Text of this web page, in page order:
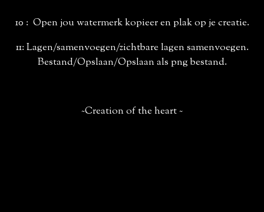
10 : Open jou watermerk kopieer en plak op je creatie.
11: Lagen/samenvoegen/zichtbare lagen samenvoegen.
Bestand/Opslaan/Opslaan als png bestand.
~Creation of the heart ~